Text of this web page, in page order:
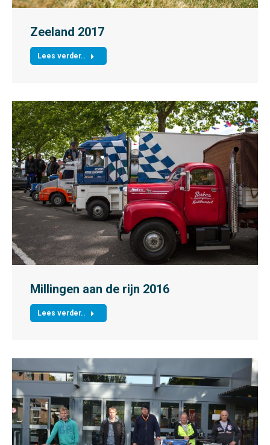
Zeeland 2017
Lees verder..
Millingen aan de rijn 2016
Lees verder..